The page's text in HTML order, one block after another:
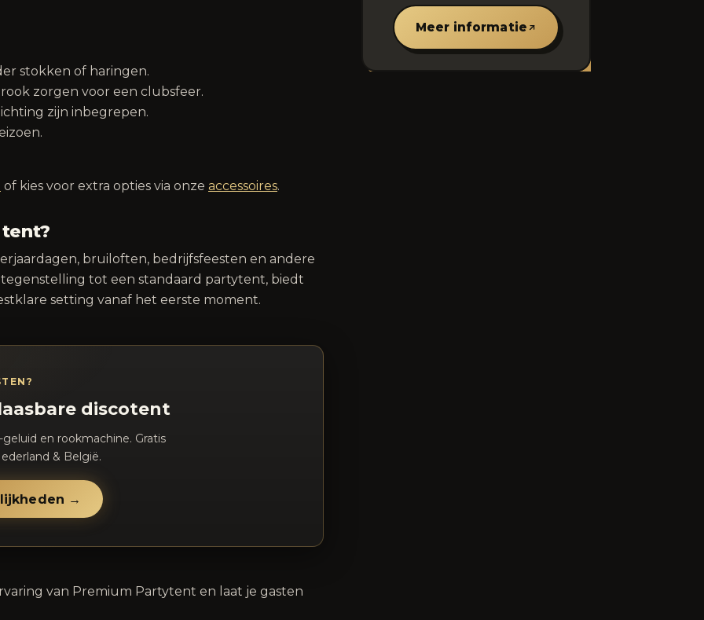
stokken of haringen.
zorgen voor een clubsfeer.
zijn inbegrepen.
of kies voor extra opties via onze accessoires.
bruiloften, bedrijfsfeesten en andere
tot een standaard partytent, biedt
setting vanaf het eerste moment.
discotent
en rookmachine. Gratis
& België.
→
van Premium Partytent en laat je gasten
Meer informatie